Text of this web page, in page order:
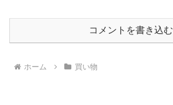
コメントを書き込む
ホーム 買い物